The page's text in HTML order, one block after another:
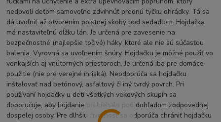
nedovolí deťom samovoľne zdvihnúť prednú tyčku ohrádky. Tá sa
dá uvoľniť až otvorením poistnej skoby pod sedadlom. Hojdačka
má nastaviteľnú dĺžku lán. Je určená pre zavesenie na
bezpečnostné (najlepšie točivé) háky, ktoré ale nie sú súčasťou
balenia. Vyrovná sa uvoľnením šnúry. Hojdačku je môžné použiť vo
vonkajších aj vnútorných priestoroch. Je určená iba pre domáce
použitie (nie pre verejné ihriská). Neodporúča sa hojdačku
inštalovať nad betónový, asfaltový či iný tvrdý povrch. Pri
používaní hojdačky u detí všetkých vekových skupín sa
doporučuje, aby hojdanie prebiehalo pod dohľadom zodpovednej
dospelej osoby. Pre dlhšiu životnosť sa odporúča chrániť hojdačku